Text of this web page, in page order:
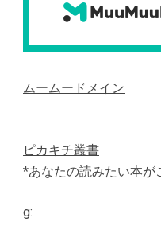
ムームードメイン
ピカキチ叢書
*あなたの読みたい本が
g: